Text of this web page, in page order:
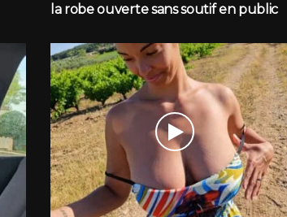
la robe ouverte sans soutif en public